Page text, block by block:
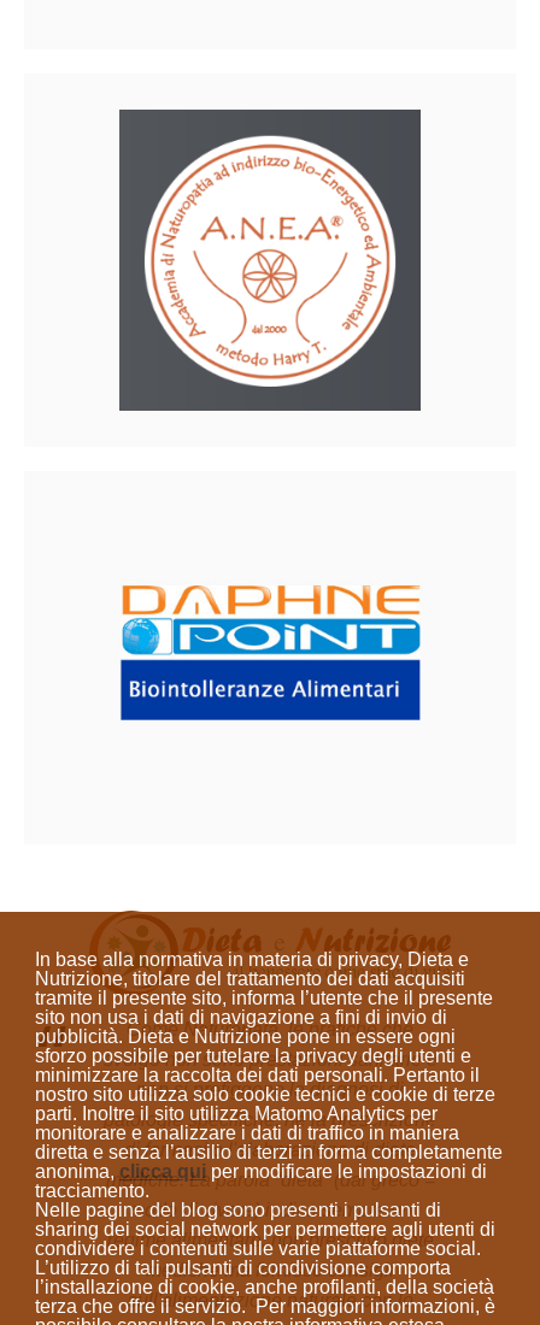
In base alla normativa in materia di privacy, Dieta e
Nutrizione, titolare del trattamento dei dati acquisiti
tramite il presente sito, informa l’utente che il presente
sito non usa i dati di navigazione a fini di invio di
pubblicità. Dieta e Nutrizione pone in essere ogni
sforzo possibile per tutelare la privacy degli utenti e
minimizzare la raccolta dei dati personali. Pertanto il
nostro sito utilizza solo cookie tecnici e cookie di terze
parti. Inoltre il sito utilizza Matomo Analytics per
monitorare e analizzare i dati di traffico in maniera
diretta e senza l’ausilio di terzi in forma completamente
anonima, clicca quiper modificare le impostazioni di
tracciamento.
Nelle pagine del blog sono presenti i pulsanti di
sharing dei social network per permettere agli utenti di
condividere i contenuti sulle varie piattaforme social.
L’utilizzo di tali pulsanti di condivisione comporta
l’installazione di cookie, anche profilanti, della società
terza che offre il servizio. Per maggiori informazioni, è
Come Naturopata, le pratiche che
svolgo non sono prestazioni sanitarie e
non si prefiggono la diagnosi di
patologie specifiche, né la prescrizione
di farmaci o l'elaborazione di diete
mediche. La parola “dieta” (dal greco =
modo di vivere)indica sempre un
regime alimentare; non prescrivo diete
mediche ma fornisco consigli
sull'alimentazione naturale con lo